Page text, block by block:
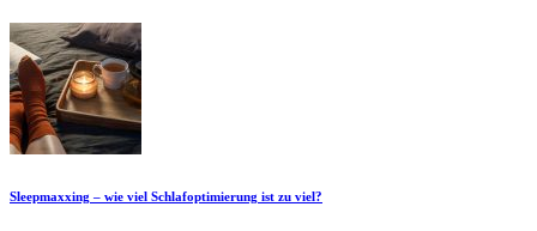
Sleepmaxxing – wie viel Schlafoptimierung ist zu viel?